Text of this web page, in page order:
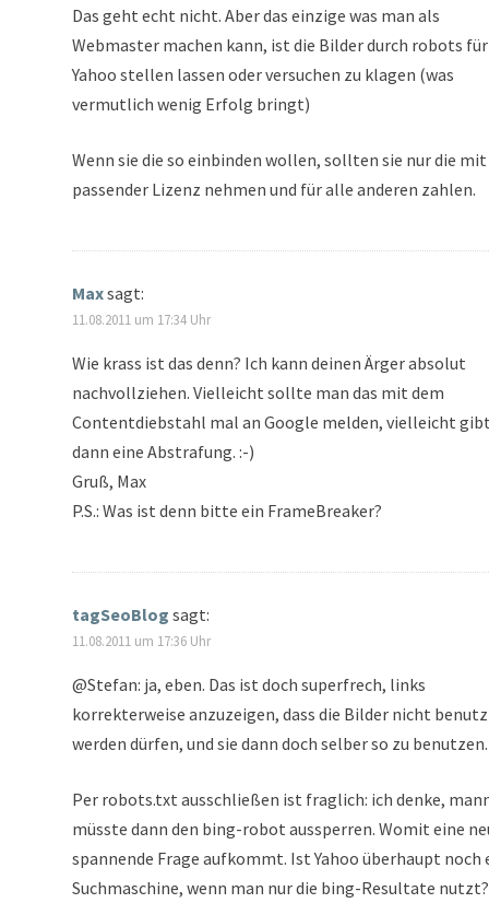
Das geht echt nicht. Aber das einzige was man als
Webmaster machen kann, ist die Bilder durch robots für
Yahoo stellen lassen oder versuchen zu klagen (was
vermutlich wenig Erfolg bringt)
Wenn sie die so einbinden wollen, sollten sie nur die mit
passender Lizenz nehmen und für alle anderen zahlen.
Maxsagt:
11.08.2011 um 17:34 Uhr
Wie krass ist das denn? Ich kann deinen Ärger absolut
nachvollziehen. Vielleicht sollte man das mit dem
Contentdiebstahl mal an Google melden, vielleicht
dann eine Abstrafung. :-)
Gruß, Max
P.S.: Was ist denn bitte ein FrameBreaker?
tagSeoBlog sagt:
11.08.2011 um 17:36 Uhr
@Stefan: ja, eben. Das ist doch superfrech, links
korrekterweise anzuzeigen, dass die Bilder nicht
werden dürfen, und sie dann doch selber so zu benutzen.
Per robots.txt ausschließen ist fraglich: ich denke,
müsste dann den bing-robot aussperren. Womit eine
spannende Frage aufkommt. Ist Yahoo überhaupt noch
Suchmaschine, wenn man nur die bing-Resultate nutzt?